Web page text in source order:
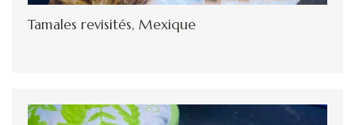
Tamales revisités, Mexique